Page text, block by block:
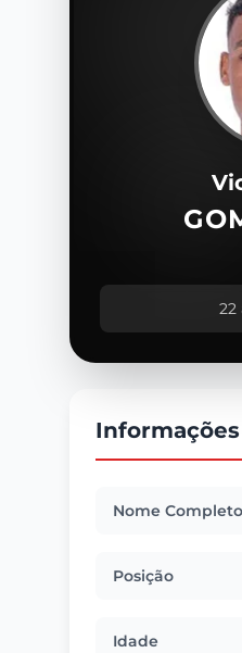
22
Nome Completo
Posição
Idade